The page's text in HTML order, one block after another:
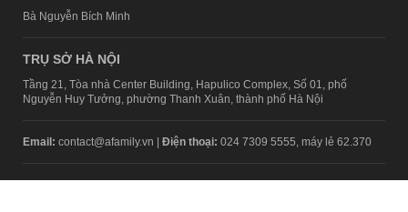
Bà Nguyễn Bích Minh
TRỤ SỞ HÀ NỘI
Tầng 21, Tòa nhà Center Building, Hapulico Complex, Số 01, phố
Nguyễn Huy Tưởng, phường Thanh Xuân, thành phố Hà Nội
Email: contact@afamily.vn | Điện thoại: 024 7309 5555, máy lẻ 62.370
VPĐD TẠI TP.HCM